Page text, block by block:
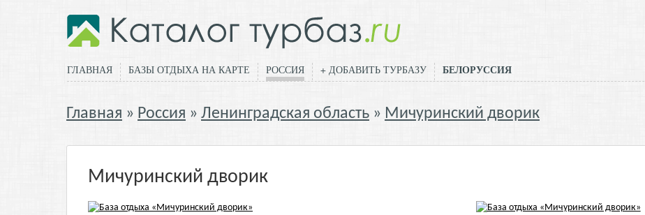
ГЛАВНАЯ БАЗЫ ОТДЫХА НА КАРТЕ РОССИЯ + ДОБАВИТЬ ТУРБАЗУ БЕЛОРУССИЯ
Главная Россия Ленинградская область Мичуринский дворик
Мичуринский дворик